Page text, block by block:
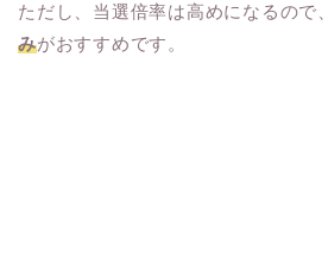
ただし、当選倍率は高めになるので、
みがおすすめです。